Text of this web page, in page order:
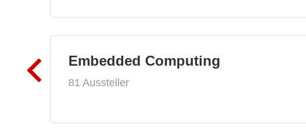
Embedded Computing
81 Aussteller